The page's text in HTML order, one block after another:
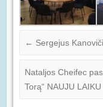
← Sergejus
Nataljos Cheifec
Torą“ NAUJU LAIKU